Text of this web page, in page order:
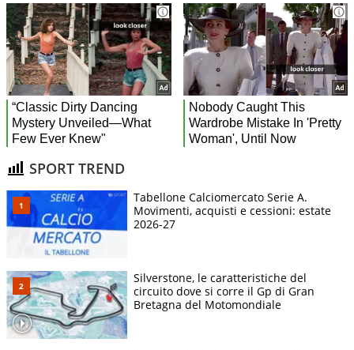
SPORT TREND
Tabellone Calciomercato Serie A.
Movimenti, acquisti e cessioni: estate
2026-27
Silverstone, le caratteristiche del
circuito dove si corre il Gp di Gran
Bretagna del Motomondiale